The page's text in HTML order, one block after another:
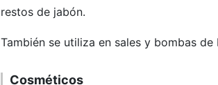
restos de jabón.
También se utiliza en sales y bombas de
Cosméticos